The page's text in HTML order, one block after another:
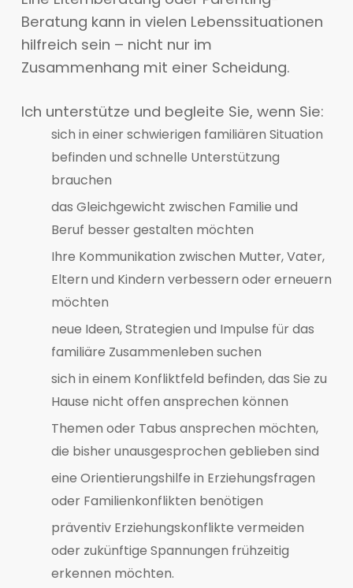
Beratung kann in vielen Lebenssituationen
hilfreich sein – nicht nur im
Zusammenhang mit einer Scheidung.
Ich unterstütze und begleite Sie, wenn Sie:
sich in einer schwierigen familiären Situation
befinden und schnelle Unterstützung
brauchen
das Gleichgewicht zwischen Familie und
Beruf besser gestalten möchten
Ihre Kommunikation zwischen Mutter, Vater,
Eltern und Kindern verbessern oder erneuern
möchten
neue Ideen, Strategien und Impulse für das
familiäre Zusammenleben suchen
sich in einem Konfliktfeld befinden, das Sie zu
Hause nicht offen ansprechen können
Themen oder Tabus ansprechen möchten,
die bisher unausgesprochen geblieben sind
eine Orientierungshilfe in Erziehungsfragen
oder Familienkonflikten benötigen
präventiv Erziehungskonflikte vermeiden
oder zukünftige Spannungen frühzeitig
erkennen möchten.